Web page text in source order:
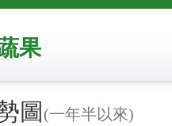
果
圖 (一年半以來)